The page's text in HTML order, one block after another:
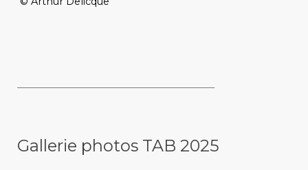
Gallerie photos TAB 2025